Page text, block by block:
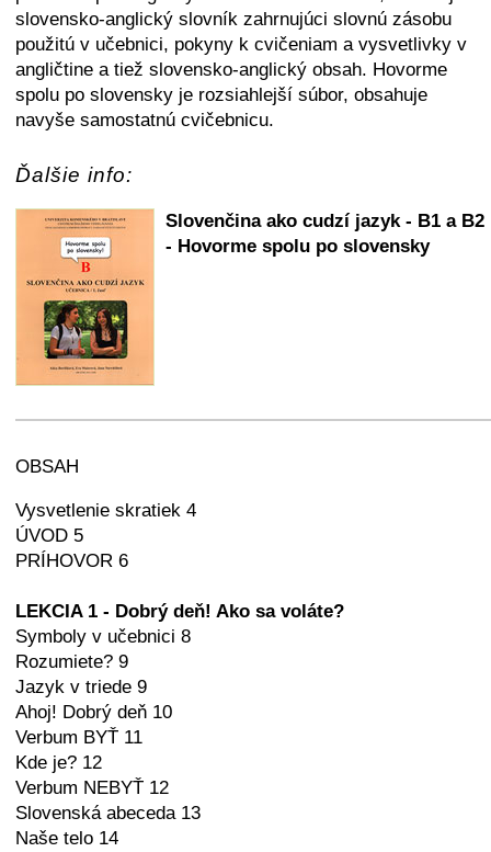
slovensko-anglický slovník zahrnujúci slovnú zásobu
použitú v učebnici, pokyny k cvičeniam a vysvetlivky v
angličtine a tiež slovensko-anglický obsah. Hovorme
spolu po slovensky je rozsiahlejší súbor, obsahuje
navyše samostatnú cvičebnicu.
Ďalšie info:
Slovenčina ako cudzí jazyk - B1 a B2
- Hovorme spolu po slovensky
+
OBSAH
Vysvetlenie skratiek 4
ÚVOD 5
PRÍHOVOR 6
LEKCIA 1 - Dobrý deň! Ako sa voláte?
Symboly v učebnici 8
Rozumiete? 9
Jazyk v triede 9
Ahoj! Dobrý deň 10
Verbum BYŤ 11
Kde je? 12
Verbum NEBYŤ 12
Slovenská abeceda 13
Naše telo 14